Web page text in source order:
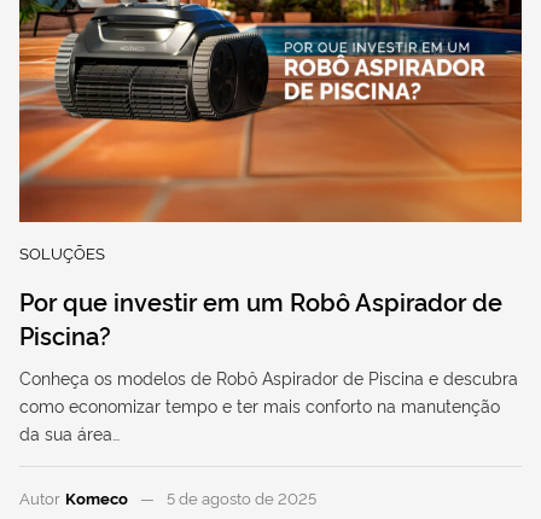
SOLUÇÕES
Por que investir em um Robô Aspirador de
Piscina?
Conheça os modelos de Robô Aspirador de Piscina e descubra
como economizar tempo e ter mais conforto na manutenção
da sua área…
Autor Komeco 5 de agosto de 2025